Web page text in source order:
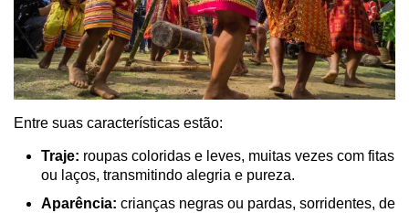
Entre suas características estão:
Traje: roupas coloridas e leves, muitas vezes com fitas
ou laços, transmitindo alegria e pureza.
Aparência: crianças negras ou pardas, sorridentes, de